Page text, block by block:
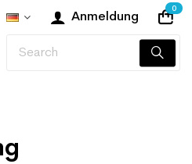
Anmeldung
0